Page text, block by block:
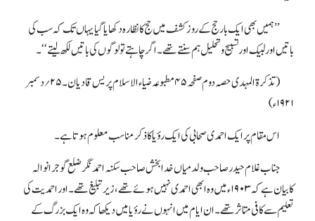
’’ہمیں بھی ایک بار حج کے روز کشف میں حج کا نظارہ دکھایا گیا یہاں تک کہ سب کی
باتیں اور لبیک اور تسبیح و تحلیل ہم سنتے تھے ۔ اگرچاہتے تو لوگوں کی باتیں لکھ لیتے ‘‘۔
(تذکرۃ المہدی حصہ دوم صفحہ ۴۵ مطبوعہ ضیا ء الاسلام پریس قادیان ۔۲۵؍دسمبر
۱۹۲۱ء)
اس مقام پر ایک احمدی صحابی کی ایک رؤیا کا ذکر مناسب معلوم ہوتاہے ۔
جناب غلام حیدر صاحب ولد میاں خدا بخش صاحب سکنہ احمد نگر ضلع گوجرانوالہ
کابیان ہے کہ ۱۹۰۳ء میں وہ ابھی احمدی نہیں ہوئے تھے ،زیر تبلیغ تھے۔ اور احمدیت کی
تعلیم سے کافی متاثر تھے ۔ ان ایام میں انہوں نے رؤیا میں دیکھا کہ وہ ایک بزرگ کے